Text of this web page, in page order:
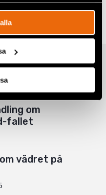
brott
om
fallet
vädret på